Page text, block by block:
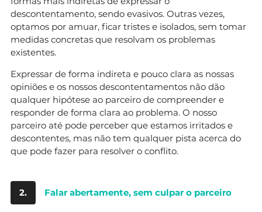
descontentamento, sendo evasivos. Outras vezes,
optamos por amuar, ficar tristes e isolados, sem tomar
medidas concretas que resolvam os problemas
existentes.
Expressar de forma indireta e pouco clara as nossas
opiniões e os nossos descontentamentos não dão
qualquer hipótese ao parceiro de compreender e
responder de forma clara ao problema. O nosso
parceiro até pode perceber que estamos irritados e
descontentes, mas não tem qualquer pista acerca do
que pode fazer para resolver o conflito.
2. Falar abertamente, sem culpar o parceiro